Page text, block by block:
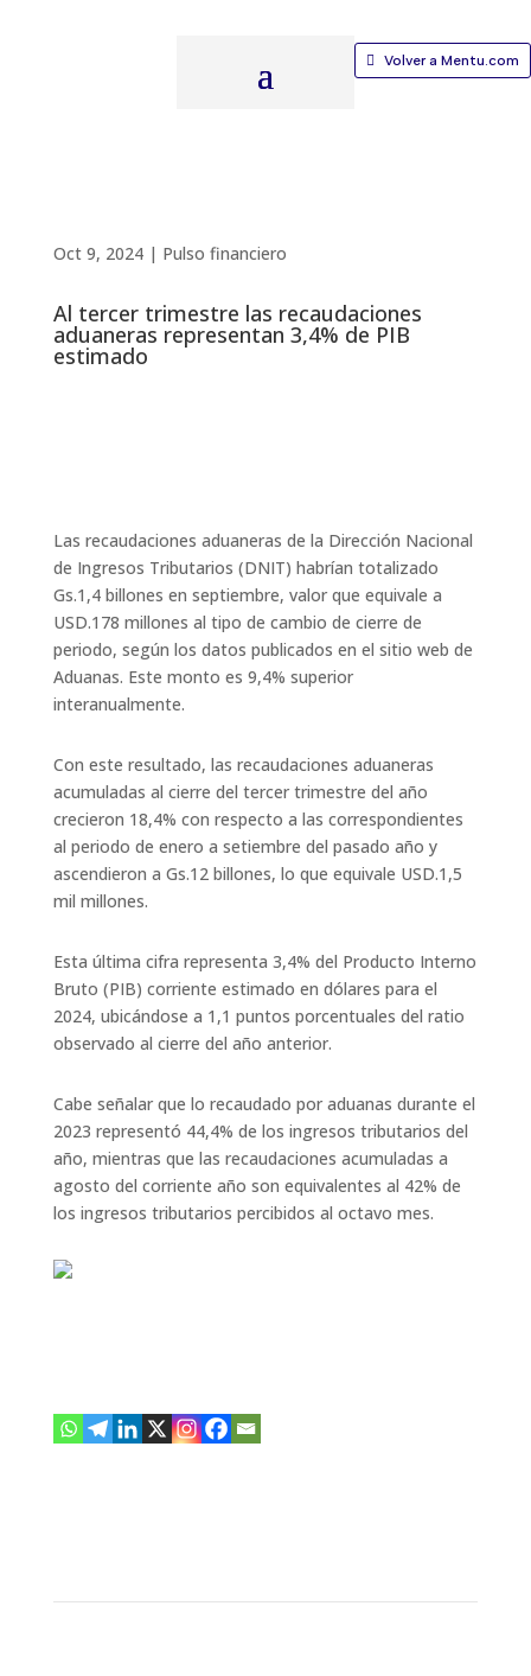
Volver a Mentu.com
Oct 9, 2024| Pulso financiero
Al tercer trimestre las recaudaciones
aduaneras representan 3,4% de PIB
estimado​
Las recaudaciones aduaneras de la Dirección Nacional
de Ingresos Tributarios (DNIT) habrían totalizado
Gs.1,4 billones en septiembre, valor que equivale a
USD.178 millones al tipo de cambio de cierre de
periodo, según los datos publicados en el sitio web de
Aduanas. Este monto es 9,4% superior
interanualmente. ​
Con este resultado, las recaudaciones aduaneras
acumuladas al cierre del tercer trimestre del año
crecieron 18,4% con respecto a las correspondientes
al periodo de enero a setiembre del pasado año y
ascendieron a Gs.12 billones, lo que equivale USD.1,5
mil millones.​
Esta última cifra representa 3,4% del Producto Interno
Bruto (PIB) corriente estimado en dólares para el
2024, ubicándose a 1,1 puntos porcentuales del ratio
observado al cierre del año anterior. ​
Cabe señalar que lo recaudado por aduanas durante el
2023 representó 44,4% de los ingresos tributarios del
año, mientras que las recaudaciones acumuladas a
agosto del corriente año son equivalentes al 42% de
los ingresos tributarios percibidos al octavo mes. ​